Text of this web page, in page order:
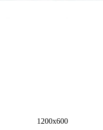
1200х600